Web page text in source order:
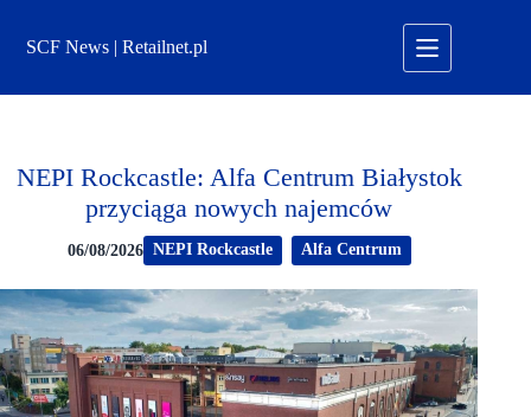
treściSCF News | Retailnet.pl
NEPI Rockcastle: Alfa Centrum Białystok
przyciąga nowych najemców
06/08/2026 NEPI Rockcastle Alfa Centrum